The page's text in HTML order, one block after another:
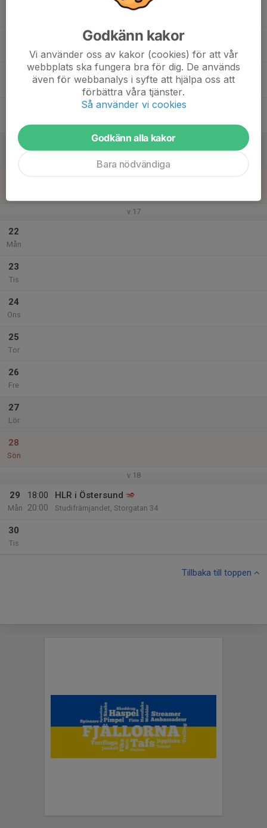
20
v.17
22
Mån
23
Tis
24
Ons
25
Tor
26
Fre
27
Lör
28
Sön
v.18
29
Mån
18:00
20:00
HLR i Östersund
Studifrämjandet, Storgatan 34
30
Tis
Tillbaka till toppen
Godkänn kakor
Vi använder oss av kakor (cookies) för att vår
webbplats ska fungera bra för dig. De används
även för webbanalys i syfte att hjälpa oss att
förbättra våra tjänster.
Så använder vi cookies
Godkänn alla kakor
Bara nödvändiga